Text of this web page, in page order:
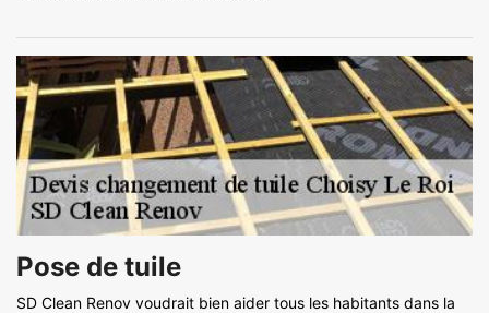
Pose de tuile
SD Clean Renov voudrait bien aider tous les habitants dans la